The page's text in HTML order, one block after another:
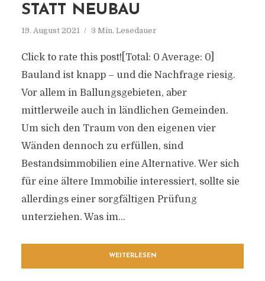
STATT NEUBAU
19. August 2021 3 Min. Lesedauer
Click to rate this post![Total: 0 Average: 0]
Bauland ist knapp – und die Nachfrage riesig.
Vor allem in Ballungsgebieten, aber
mittlerweile auch in ländlichen Gemeinden.
Um sich den Traum von den eigenen vier
Wänden dennoch zu erfüllen, sind
Bestandsimmobilien eine Alternative. Wer sich
für eine ältere Immobilie interessiert, sollte sie
allerdings einer sorgfältigen Prüfung
unterziehen. Was im...
WEITERLESEN